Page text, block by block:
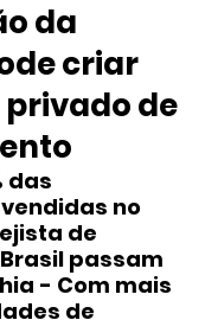
da
criar
de
das
no
de
passam
- Com mais
de